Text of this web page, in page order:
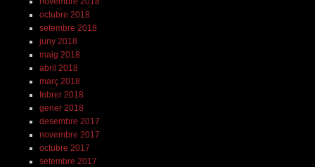
octubre 2018
setembre 2018
juny 2018
maig 2018
abril 2018
març 2018
febrer 2018
gener 2018
desembre 2017
novembre 2017
octubre 2017
setembre 2017